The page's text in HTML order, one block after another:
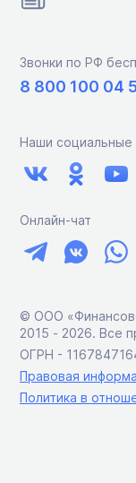
Звонки по РФ
8 800 100 04
Наши социальные
Онлайн-чат
© ООО
2015 ‑ 2026. Все
ОГРН -
Правовая
Политика в